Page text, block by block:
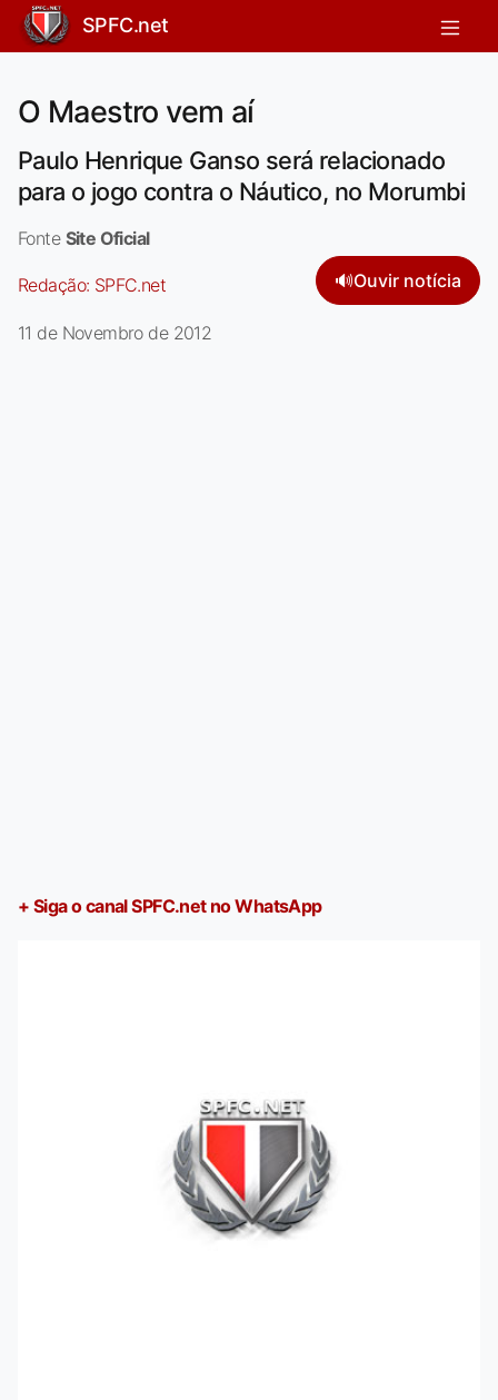
SPFC.net
O Maestro vem aí
Paulo Henrique Ganso será relacionado
para o jogo contra o Náutico, no Morumbi
Fonte Site Oficial
Redação: SPFC.net 🔊Ouvir notícia
11 de Novembro de 2012
+ Siga o canal SPFC.net no WhatsApp